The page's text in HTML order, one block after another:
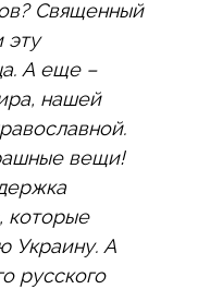
Священный
эту
А еще –
нашей
вещи!
которые
Украину. А
русского